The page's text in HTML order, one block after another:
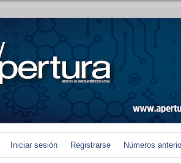
Iniciar sesión Registrarse Números